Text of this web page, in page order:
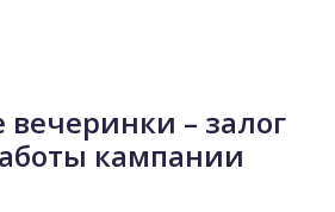
– залог
кампании